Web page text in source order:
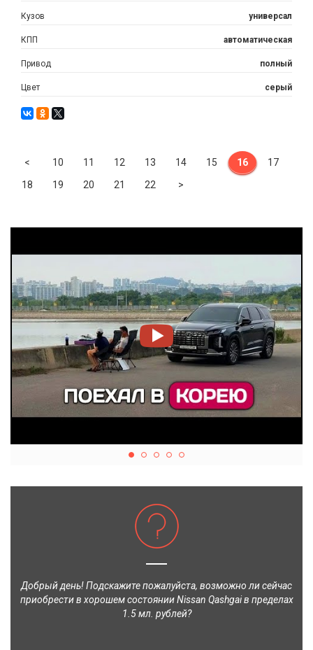
Кузов универсал
КПП автоматическая
Привод полный
Цвет серый
< Previous
10 11 12 13 14 15 16
17
18
19 20 21 22 >
Добрый день! Подскажите пожалуйста, возможно ли сейчас
приобрести в хорошем состоянии Nissan Qashgai в пределах
1.5 мл. рублей?